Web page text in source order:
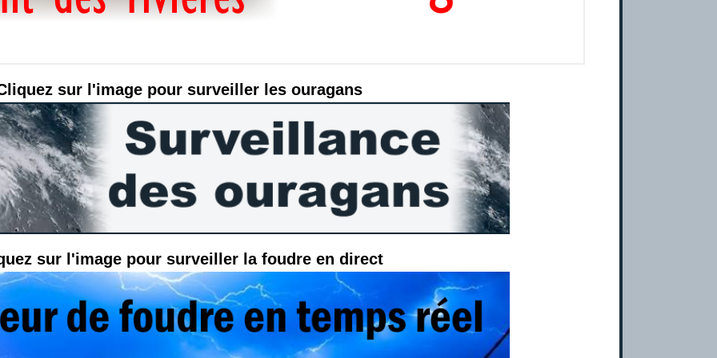
sur l'image pour surveiller les ouragans
sur l'image pour surveiller la foudre en direct